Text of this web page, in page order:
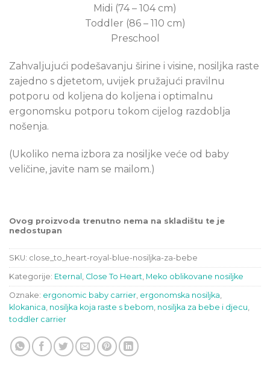
Midi (74 – 104 cm)
Toddler (86 – 110 cm)
Preschool
Zahvaljujući podešavanju širine i visine, nosiljka raste
zajedno s djetetom, uvijek pružajući pravilnu
potporu od koljena do koljena i optimalnu
ergonomsku potporu tokom cijelog razdoblja
nošenja.
(Ukoliko nema izbora za nosiljke veće od baby
veličine, javite nam se mailom.)
Ovog proizvoda trenutno nema na skladištu te je
nedostupan
SKU: close_to_heart-royal-blue-nosiljka-za-bebe
Kategorije: Eternal , Close To Heart, Meko oblikovane nosiljke
Oznake: ergonomic baby carrier, ergonomska nosiljka,
klokanica, nosiljka koja raste s bebom, nosiljka za bebe i djecu,
toddler carrier